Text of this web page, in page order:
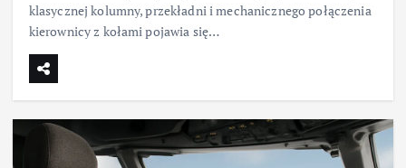
klasycznej kolumny, przekładni i mechanicznego połączenia
kierownicy z kołami pojawia się…